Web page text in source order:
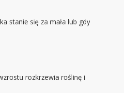
stanie się za mała lub gdy
rozkrzewia roślinę i